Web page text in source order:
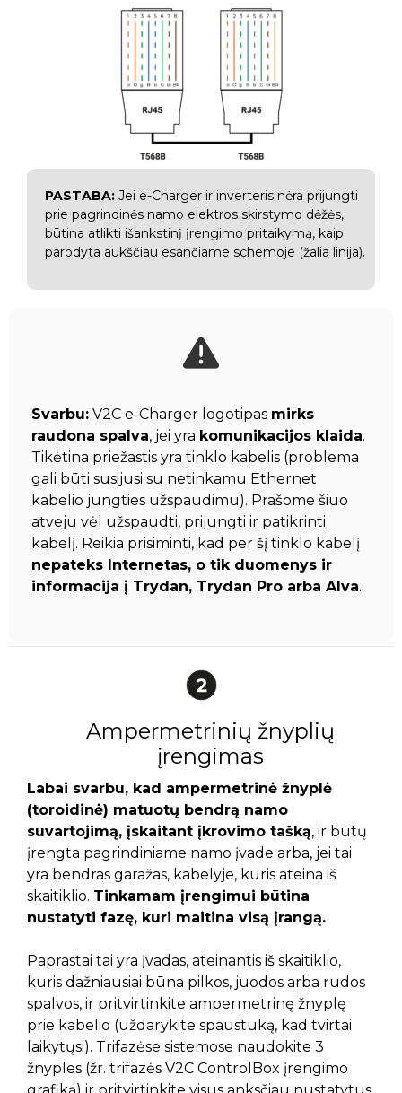
PASTABA: Jei e-Charger ir inverteris nėra prijungti
prie pagrindinės namo elektros skirstymo dėžės,
būtina atlikti išankstinį įrengimo pritaikymą, kaip
parodyta aukščiau esančiame schemoje (žalia linija).
Svarbu: V2C e-Charger logotipas mirks
raudona spalva, jei yra komunikacijos klaida.
Tikėtina priežastis yra tinklo kabelis (problema
gali būti susijusi su netinkamu Ethernet
kabelio jungties užspaudimu). Prašome šiuo
atveju vėl užspaudti, prijungti ir patikrinti
kabelį. Reikia prisiminti, kad per šį tinklo kabelį
nepateks Internetas, o tik duomenys ir
informacija į Trydan, Trydan Pro arba Alva.
Ampermetrinių žnyplių
įrengimas
Labai svarbu, kad ampermetrinė žnyplė
(toroidinė) matuotų bendrą namo
suvartojimą, įskaitant įkrovimo tašką, ir būtų
įrengta pagrindiniame namo įvade arba, jei tai
yra bendras garažas, kabelyje, kuris ateina iš
skaitiklio. Tinkamam įrengimui būtina
nustatyti fazę, kuri maitina visą įrangą.
Paprastai tai yra įvadas, ateinantis iš skaitiklio,
kuris dažniausiai būna pilkos, juodos arba rudos
spalvos, ir pritvirtinkite ampermetrinę žnyplę
prie kabelio (uždarykite spaustuką, kad tvirtai
laikytųsi). Trifazėse sistemose naudokite 3
žnyples (žr. trifazės V2C ControlBox įrengimo